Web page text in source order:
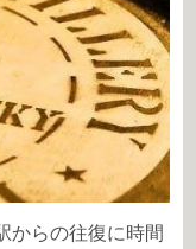
からの往復に時間